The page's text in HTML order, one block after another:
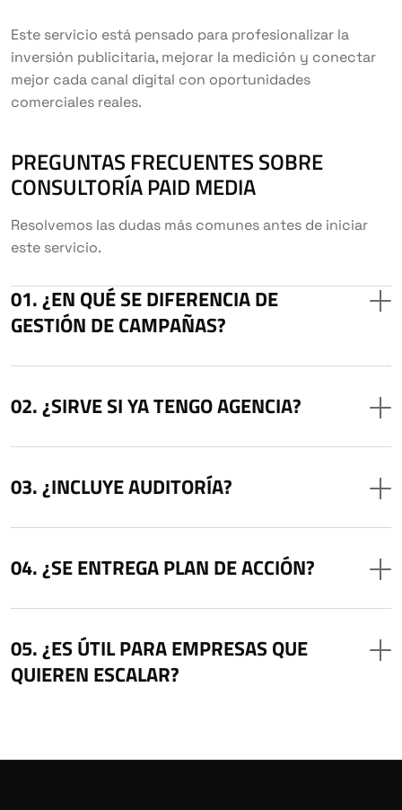
Este servicio está pensado para profesionalizar la
inversión publicitaria, mejorar la medición y conectar
mejor cada canal digital con oportunidades
comerciales reales.
PREGUNTAS FRECUENTES SOBRE
CONSULTORÍA PAID MEDIA
Resolvemos las dudas más comunes antes de iniciar
este servicio.
¿EN QUÉ SE DIFERENCIA DE
GESTIÓN DE CAMPAÑAS?
¿SIRVE SI YA TENGO AGENCIA?
¿INCLUYE AUDITORÍA?
¿SE ENTREGA PLAN DE ACCIÓN?
¿ES ÚTIL PARA EMPRESAS QUE
QUIEREN ESCALAR?